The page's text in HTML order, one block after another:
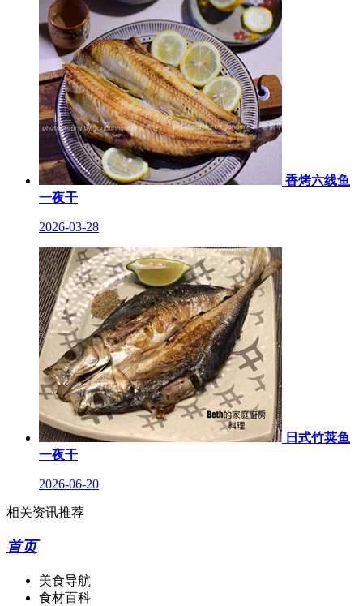
香烤六线鱼
一夜干
2026-03-28
日式竹荚鱼
一夜干
2026-06-20
相关资讯推荐
首页
美食导航
食材百科